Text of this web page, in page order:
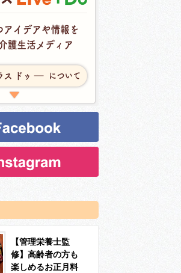
【管理栄養士監
修】高齢者の方も
楽しめるお正月料